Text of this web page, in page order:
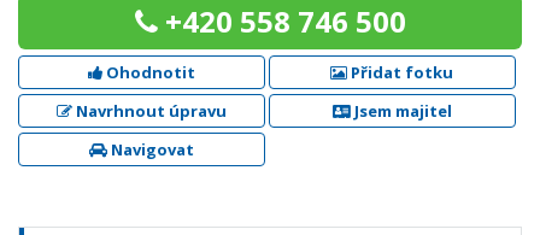
+420 558 746 500
Ohodnotit
Přidat fotku
Navrhnout úpravu
Jsem majitel
Navigovat